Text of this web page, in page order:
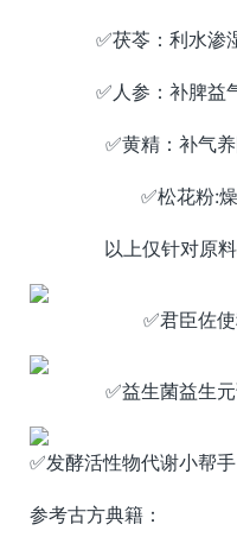
✅茯苓：利水渗
✅人参：补脾益
✅黄精：补气
✅松花粉:
以上仅针对原
✅君臣佐
✅益生菌益生
✅发酵活性物代谢小帮手
参考古方典籍：